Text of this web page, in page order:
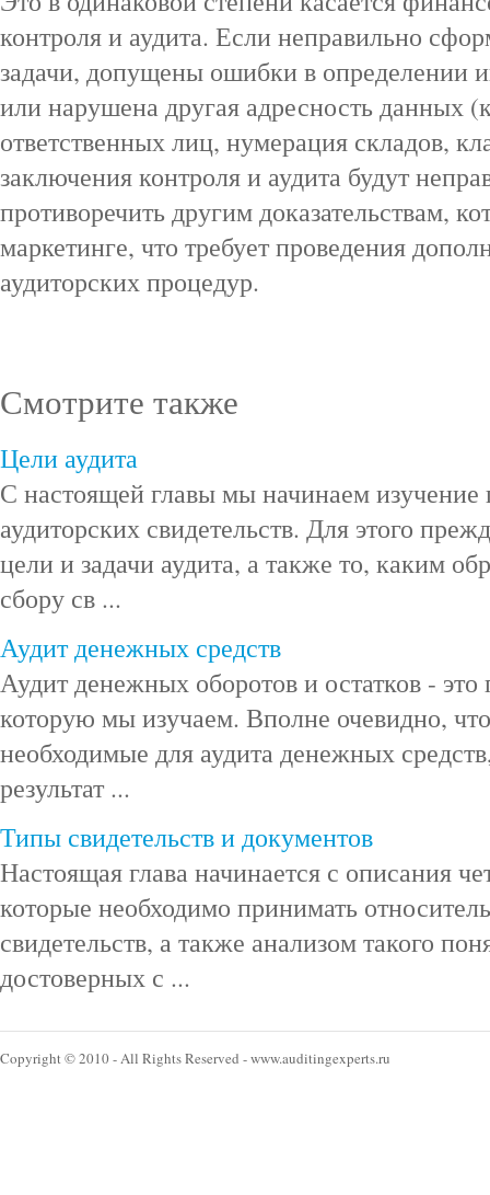
контроля и аудита. Если неправильно
задачи, допущены ошибки в определении
или нарушена другая адресность данных
ответственных лиц, нумерация складов,
заключения контроля и аудита будут
противоречить другим доказательствам,
маркетинге, что требует проведения
аудиторских процедур.
Смотрите также
Цели аудита
С настоящей главы мы начинаем изучение
аудиторских свидетельств. Для этого
цели и задачи аудита, а также то, каким
сбору св ...
Аудит денежных средств
Аудит денежных оборотов и остатков - это
которую мы изучаем. Вполне очевидно, что
необходимые для аудита денежных
результат ...
Типы свидетельств и документов
Настоящая глава начинается с описания
которые необходимо принимать
свидетельств, а также анализом такого
достоверных с ...
Copyright © 2010 - All Rights Reserved - www.auditingexperts.ru